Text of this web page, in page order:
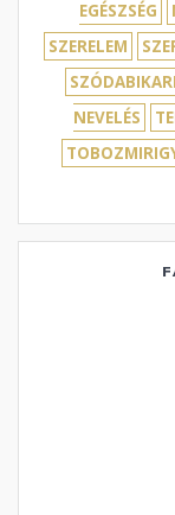
EGÉSZSÉG
SZERELEM
NEVELÉS